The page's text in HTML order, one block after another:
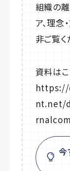
組織の
ア、理
非ご覧く
資料はこ
https://
nt.net/
今